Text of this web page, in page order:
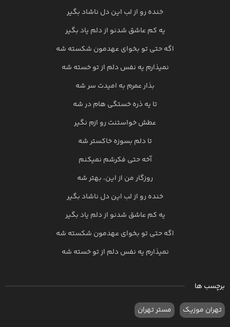
خنده رو از لب این دل ناشاد بگیر
یه کم عاشق شدنو از دلم یاد بگیر
اگه حتی تو بخوای عهدمون شکسته شه
نمیذارم یه نفس دلم از تو خسته شه
بذار عمرم به امیدت سر شه
تا یه ذره خستگی هام در شه
عطش خواستنت رو ازم نگیر
تا دلم بسوزه خاکستر شه
آخه حتی فکرشم نمیکنم
روزگار من از این، بهتر شه
خنده رو از لب این دل ناشاد بگیر
یه کم عاشق شدنو از دلم یاد بگیر
اگه حتی تو بخوای عهدمون شکسته شه
نمیذارم یه نفس دلم از تو خسته شه
برچسب ها
تهران موزیک مستر تهران